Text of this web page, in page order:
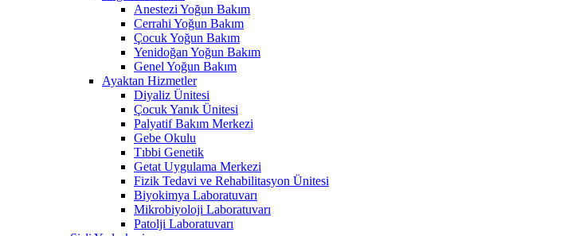
Anestezi Yoğun Bakım
Cerrahi Yoğun Bakım
Çocuk Yoğun Bakım
Yenidoğan Yoğun Bakım
Genel Yoğun Bakım
Ayaktan Hizmetler
Diyaliz Ünitesi
Çocuk Yanık Ünitesi
Palyatif Bakım Merkezi
Gebe Okulu
Tıbbi Genetik
Getat Uygulama Merkezi
Fizik Tedavi ve Rehabilitasyon Ünitesi
Biyokimya Laboratuvarı
Mikrobiyoloji Laboratuvarı
Patolji Laboratuvarı